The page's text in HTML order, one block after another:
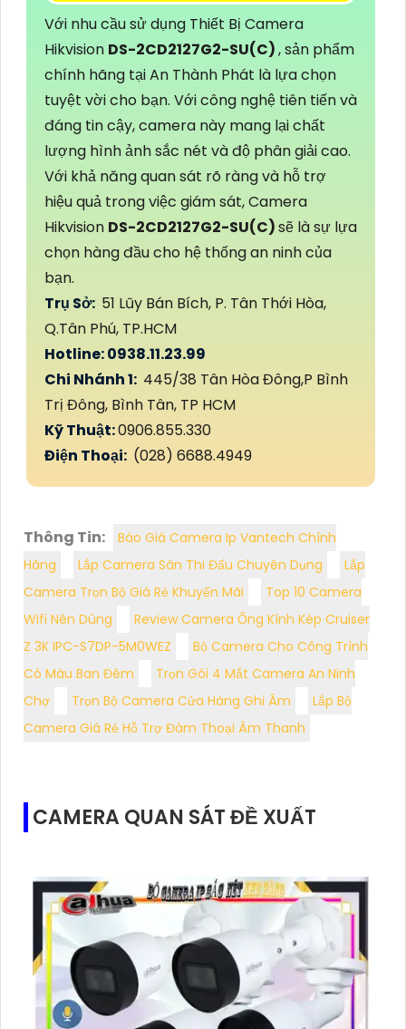
Với nhu cầu sử dụng Thiết Bị Camera
Hikvision DS-2CD2127G2-SU(C), sản phẩm
chính hãng tại An Thành Phát là lựa chọn
tuyệt vời cho bạn. Với công nghệ tiên tiến và
đáng tin cậy, camera này mang lại chất
lượng hình ảnh sắc nét và độ phân giải cao.
Với khả năng quan sát rõ ràng và hỗ trợ
hiệu quả trong việc giám sát, Camera
Hikvision DS-2CD2127G2-SU(C)sẽ là sự lựa
chọn hàng đầu cho hệ thống an ninh của
bạn.
Trụ Sở: 51 Lũy Bán Bích, P. Tân Thới Hòa,
Q.Tân Phú, TP.HCM
Hotline: 0938.11.23.99
Chi Nhánh 1: 445/38 Tân Hòa Đông,P Bình
Trị Đông, Bình Tân, TP HCM
Kỹ Thuật:0906.855.330
Điện Thoại: (028) 6688.4949
Thông Tin:
Báo Giá Camera Ip Vantech Chính
Hãng
Lắp Camera Sân Thi Đấu Chuyên Dụng
Lắp
Camera Trọn Bộ Giá Rẻ Khuyến Mãi
Top 10 Camera
Wifi Nên Dùng
Review Camera Ống Kính Kép Cruiser
Z 3K IPC-S7DP-5M0WEZ
Bộ Camera Cho Công Trình
Có Màu Ban Đêm
Trọn Gói 4 Mắt Camera An Ninh
Chợ
Trọn Bộ Camera Cửa Hàng Ghi Âm
Lắp Bộ
Camera Giá Rẻ Hỗ Trợ Đàm Thoại Âm Thanh
CAMERA QUAN SÁT ĐỀ XUẤT